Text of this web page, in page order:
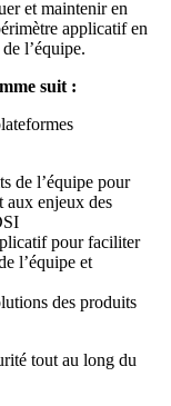
et maintenir en
applicatif en
l’équipe.
suit :
de l’équipe pour
aux enjeux des
pour faciliter
l’équipe et
des produits
tout au long du